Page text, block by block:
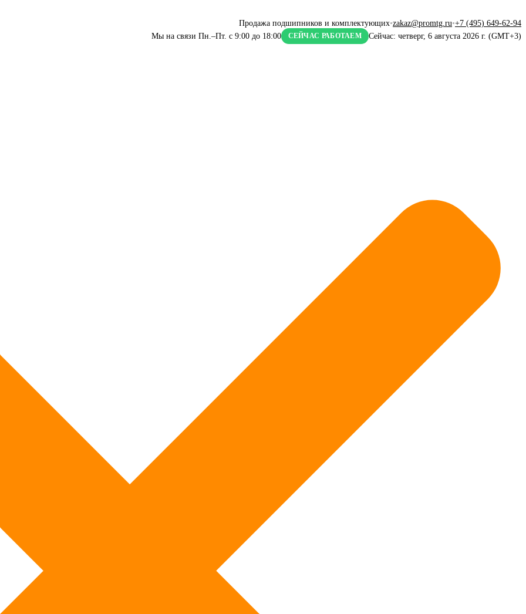
Продажа подшипников и комплектующих•zakaz@promtg.ru•+7 (495) 649-62-94
Мы на связи Пн.–Пт. с 9:00 до 18:00
СЕЙЧАС РАБОТАЕМ Сейчас: четверг, 6 августа 2026 г. (GMT+3)